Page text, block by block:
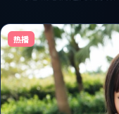
热播